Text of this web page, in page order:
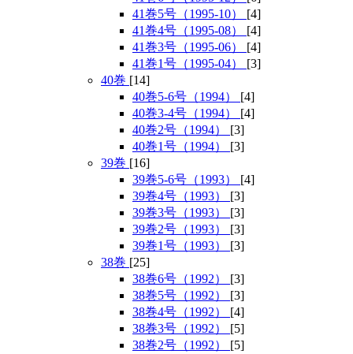
41巻5号（1995-10） [4]
41巻4号（1995-08） [4]
41巻3号（1995-06） [4]
41巻1号（1995-04） [3]
40巻 [14]
40巻5-6号（1994） [4]
40巻3-4号（1994） [4]
40巻2号（1994） [3]
40巻1号（1994） [3]
39巻 [16]
39巻5-6号（1993） [4]
39巻4号（1993） [3]
39巻3号（1993） [3]
39巻2号（1993） [3]
39巻1号（1993） [3]
38巻 [25]
38巻6号（1992） [3]
38巻5号（1992） [3]
38巻4号（1992） [4]
38巻3号（1992） [5]
38巻2号（1992） [5]